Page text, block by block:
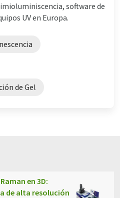
software de
UV en Europa.
de Gel
en 3D:
de alta resolución